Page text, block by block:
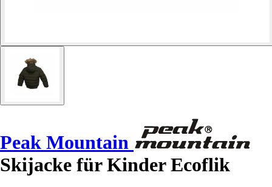
Peak Mountain
Skijacke für Kinder Ecoflik